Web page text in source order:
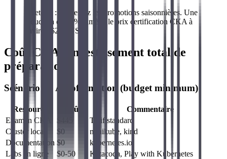
À retenir : Surveillez les promotions saisonnières. Une
réduction de 40% ramène le prix certification CKA à
environ $237 USD.
Coût CKA : investissement total de
préparation
Scénario 1 : Autoformation (budget minimum)
Ressource Coût
Commentaire
Examen CKA
$445
Tarif standard
Cluster local
$0
minikube, kind
Documentation $0
kubernetes.io
Labs en ligne
$0-50
Katacoda, Play with Kubernetes